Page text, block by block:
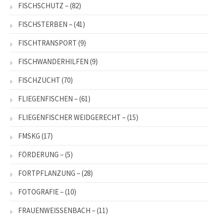
FISCHSCHUTZ –(82)
FISCHSTERBEN –(41)
FISCHTRANSPORT (9)
FISCHWANDERHILFEN (9)
FISCHZUCHT (70)
FLIEGENFISCHEN –(61)
FLIEGENFISCHER WEIDGERECHT –(15)
FMSKG (17)
FÖRDERUNG –(5)
FORTPFLANZUNG –(28)
FOTOGRAFIE –(10)
FRAUENWEISSENBACH –(11)